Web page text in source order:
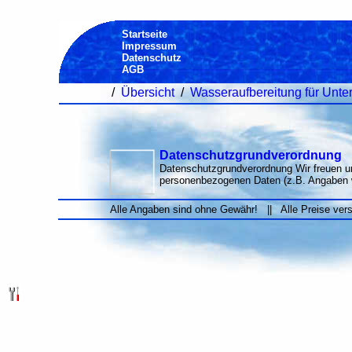
Startseite
Impressum
Datenschutz
AGB
/ Übersicht/Wasseraufbereitung für
Datenschutzgrundverordnung
Datenschutzgrundverordnung Wir freuen
personenbezogenen Daten (z.B.
Alle Angaben sind ohne Gewähr! || Alle Preise